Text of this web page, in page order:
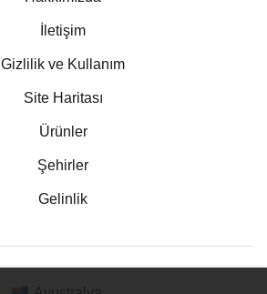
İletişim
Gizlilik ve Kullanım
Site Haritası
Ürünler
Şehirler
Gelinlik